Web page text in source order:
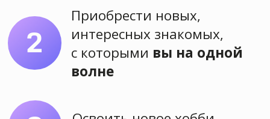
Задайте вопрос